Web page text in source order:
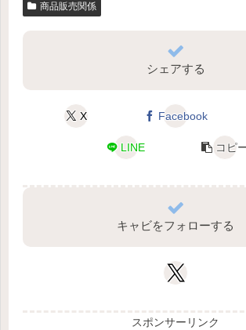
商品販売関係
シェアする
X Facebook
LINE コピ
キャビをフォローする
スポンサーリンク